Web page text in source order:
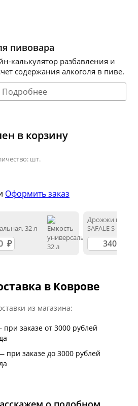
пивовара
калькулятор разбавления и
содержания алкоголя в пиве.
Подробнее
в корзину
шт.
Оформить заказ
32 л
Дрожжи
SAFALE S-33
в Коврове
из магазина:
заказе от 3000 рублей
при заказе до 3000 рублей